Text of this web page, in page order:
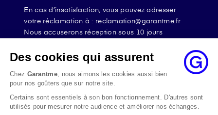
En cas d’insatisfaction, vous pouvez adresser
votre réclamation à : reclamation@garantme.fr
Nous accuserons réception sous 10 jours
état de cause, nous répondrons à la réclamation
au maximum dans les 2 mois.
Si le désaccord persiste, vous pouvez solliciter
l’avis du Médiateur de l’Assurance par internet à
l’adresse La médiation de l’assurance - Accueil
Par courrier à l’adresse : La Médiation de
Des cookies qui assurent
Chez Garantme, nous aimons les cookies aussi bien
pour nos goûters que sur notre site.
Certains sont essentiels à son bon fonctionnement. D'autres sont
utilisés pour mesurer notre audience et améliorer nos échanges.